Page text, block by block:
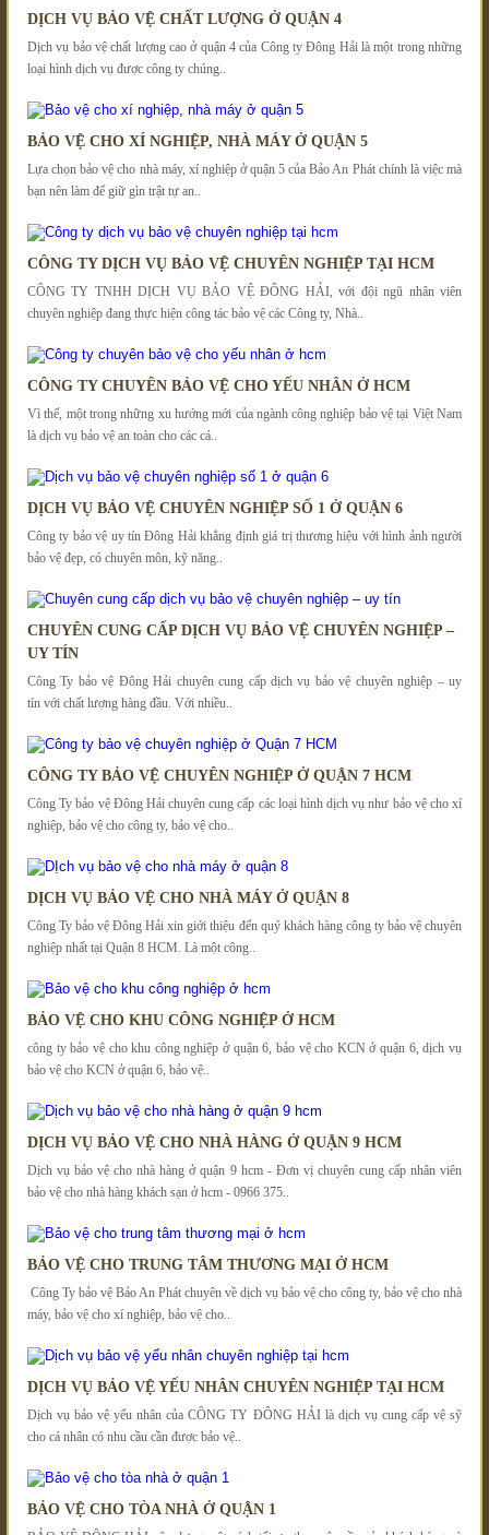
DỊCH VỤ BẢO VỆ CHẤT LƯỢNG Ở QUẬN 4
Dịch vụ bảo vệ chất lượng cao ở quận 4 của Công ty Đông Hải là một trong những
loại hình dịch vụ được công ty chúng..
BẢO VỆ CHO XÍ NGHIỆP, NHÀ MÁY Ở QUẬN 5
Lựa chọn bảo vệ cho nhà máy, xí nghiệp ở quận 5 của Bảo An Phát chính là việc mà
bạn nên làm để giữ gìn trật tự an..
CÔNG TY DỊCH VỤ BẢO VỆ CHUYÊN NGHIỆP TẠI HCM
CÔNG TY TNHH DỊCH VỤ BẢO VỆ ĐÔNG HẢI, với đội ngũ nhân viên
chuyên nghiệp đang thực hiện công tác bảo vệ các Công ty, Nhà..
CÔNG TY CHUYÊN BẢO VỆ CHO YẾU NHÂN Ở HCM
Vì thế, một trong những xu hướng mới của ngành công nghiệp bảo vệ tại Việt Nam
là dịch vụ bảo vệ an toàn cho các cá..
DỊCH VỤ BẢO VỆ CHUYÊN NGHIỆP SỐ 1 Ở QUẬN 6
Công ty bảo vệ uy tín Đông Hải khẳng định giá trị thương hiệu với hình ảnh người
bảo vệ đẹp, có chuyên môn, kỹ năng..
CHUYÊN CUNG CẤP DỊCH VỤ BẢO VỆ CHUYÊN NGHIỆP –
UY TÍN
Công Ty bảo vệ Đông Hải chuyên cung cấp dịch vụ bảo vệ chuyên nghiệp – uy
tín với chất lượng hàng đầu. Với nhiều..
CÔNG TY BẢO VỆ CHUYÊN NGHIỆP Ở QUẬN 7 HCM
Công Ty bảo vệ Đông Hải chuyên cung cấp các loại hình dịch vụ như bảo vệ cho xí
nghiệp, bảo vệ cho công ty, bảo vệ cho..
DỊCH VỤ BẢO VỆ CHO NHÀ MÁY Ở QUẬN 8
Công Ty bảo vệ Đông Hải xin giới thiệu đến quý khách hàng công ty bảo vệ chuyên
nghiệp nhất tại Quận 8 HCM. Là một công..
BẢO VỆ CHO KHU CÔNG NGHIỆP Ở HCM
công ty bảo vệ cho khu công nghiệp ở quận 6, bảo vệ cho KCN ở quận 6, dịch vụ
bảo vệ cho KCN ở quận 6, bảo vệ..
DỊCH VỤ BẢO VỆ CHO NHÀ HÀNG Ở QUẬN 9 HCM
Dịch vụ bảo vệ cho nhà hàng ở quận 9 hcm - Đơn vị chuyên cung cấp nhân viên
bảo vệ cho nhà hàng khách sạn ở hcm - 0966 375..
BẢO VỆ CHO TRUNG TÂM THƯƠNG MẠI Ở HCM
Công Ty bảo vệ Bảo An Phát chuyên về dịch vụ bảo vệ cho công ty, bảo vệ cho nhà
máy, bảo vệ cho xí nghiệp, bảo vệ cho..
DỊCH VỤ BẢO VỆ YẾU NHÂN CHUYÊN NGHIỆP TẠI HCM
Dịch vụ bảo vệ yếu nhân của CÔNG TY ĐÔNG HẢI là dịch vụ cung cấp vệ sỹ
cho cá nhân có nhu cầu cần được bảo vệ..
BẢO VỆ CHO TÒA NHÀ Ở QUẬN 1